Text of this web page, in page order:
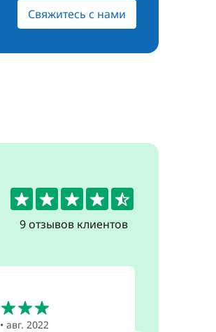
Свяжитесь с нами
4.6
9 отзывов клиентов
•авг. 2022